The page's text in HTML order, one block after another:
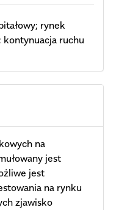
rynek
kontynuacja ruchu
na
jest
jest
na rynku
zjawisko